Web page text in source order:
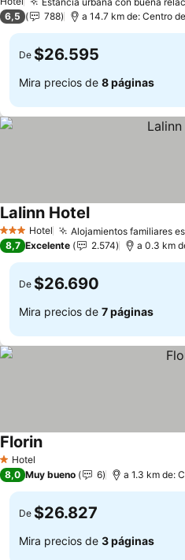
6,5 788 a 14.7 km de: Centro
De $26.595
Mira precios de 8 páginas
3 Estrellas
Hotel Alojamientos familiares
Lalinn Hotel
8,7 Excelente 2.574 a 0.3 km
De $26.690
Mira precios de 7 páginas
1 Estrellas
Hotel
Florin
8,0 Muy bueno 6 a 1.3 km de:
De $26.827
Mira precios de 3 páginas